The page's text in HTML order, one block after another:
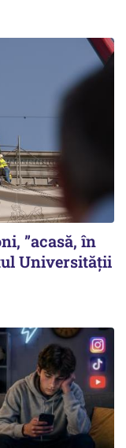
”acasă, în
Universității